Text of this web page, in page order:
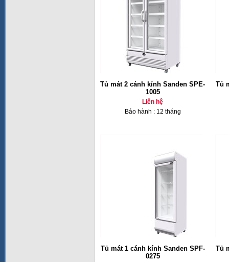
Tủ mát 2 cánh kính Sanden SPE-
1005
Liên hệ
Bảo hành : 12 tháng
Tủ
Tủ mát 1 cánh kính Sanden SPF-
0275
Tủ